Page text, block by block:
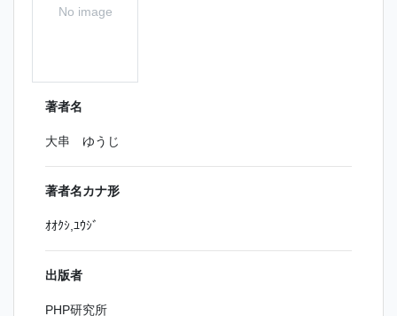
No image
著者名
大串 ゆうじ
著者名カナ形
ｵｵｸｼ,ﾕｳｼﾞ
出版者
PHP研究所